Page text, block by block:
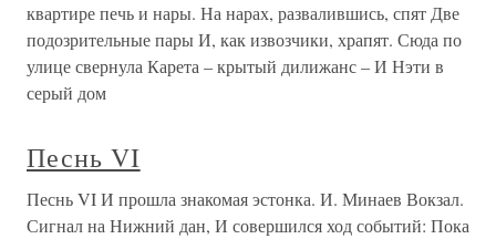
квартире печь и нары. На нарах, развалившись, спят Две
подозрительные пары И, как извозчики, храпят. Сюда по
улице свернула Карета – крытый дилижанс – И Нэти в
серый дом
Песнь VI
Песнь VI И прошла знакомая эстонка. И. Минаев Вокзал.
Сигнал на Нижний дан, И совершился ход событий: Пока